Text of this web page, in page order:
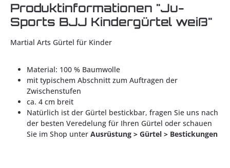
Produktinformationen "Ju-
Sports BJJ Kindergürtel weiß"
Martial Arts Gürtel für Kinder
Material: 100 % Baumwolle
mit typischem Abschnitt zum Auftragen der
Zwischenstufen
ca. 4 cm breit
Natürlich ist der Gürtel bestickbar, fragen Sie uns nach
der besten Veredelung für Ihren Gürtel oder schauen
Sie im Shop unter Ausrüstung > Gürtel > Bestickungen